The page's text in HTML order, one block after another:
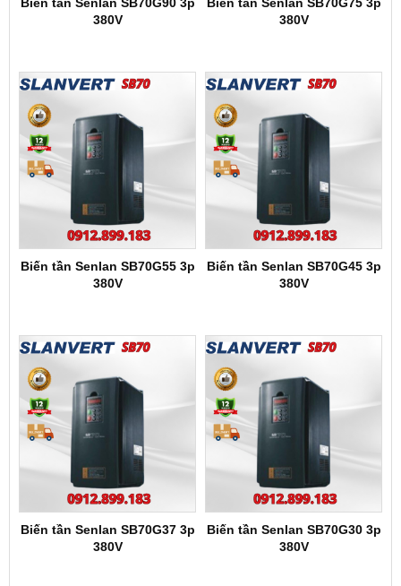
Biến tần Senlan SB70G90 3p
380V
Biến tần Senlan SB70G75 3p
380V
Biến tần Senlan SB70G55 3p
380V
Biến tần Senlan SB70G45 3p
380V
Biến tần Senlan SB70G37 3p
380V
Biến tần Senlan SB70G30 3p
380V